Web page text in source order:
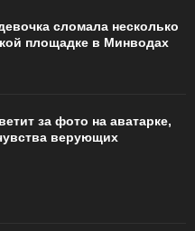
сломала несколько
площадке в Минводах
за фото на аватарке,
верующих